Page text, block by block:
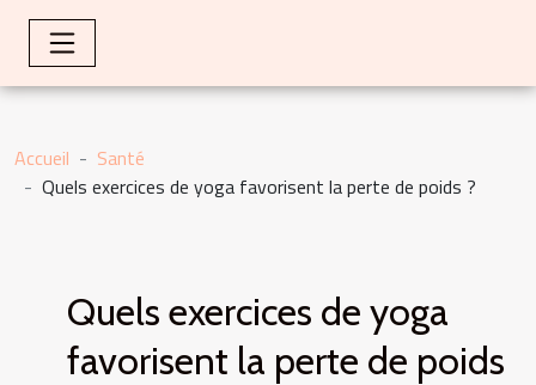
Accueil
Santé
Quels exercices de yoga favorisent la perte de poids ?
Quels exercices de yoga
favorisent la perte de poids